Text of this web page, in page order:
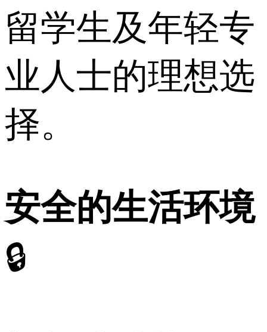
留学生及年轻专
业人士的理想选
择。
安全的生活环境
🔒